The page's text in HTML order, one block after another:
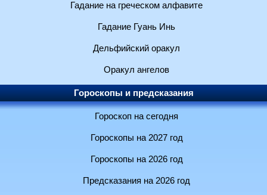
Гадание на греческом алфавите
Гадание Гуань Инь
Дельфийский оракул
Оракул ангелов
Гороскопы и предсказания
Гороскоп на сегодня
Гороскопы на 2027 год
Гороскопы на 2026 год
Предсказания на 2026 год